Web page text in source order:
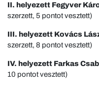
II. helyezett Fegyver
szerzett, 5 pontot vesztett)
III. helyezett Kovács
szerzett, 8 pontot vesztett)
IV. helyezett Farkas
10 pontot vesztett)